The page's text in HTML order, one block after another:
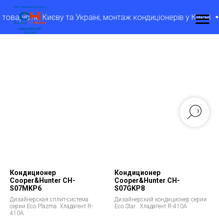
по Києву та Україні, монтаж кондиціонерів у Києві
Кондиционер
Cooper&Hunter CH-
S07MKP6
Дизайнерская сплит-система
серии Eco Plazma. Хладагент R-
410A
Кондиционер
Cooper&Hunter CH-
S07GKP8
Дизайнерский кондиционер серии
Eco Star . Хладагент R-410A